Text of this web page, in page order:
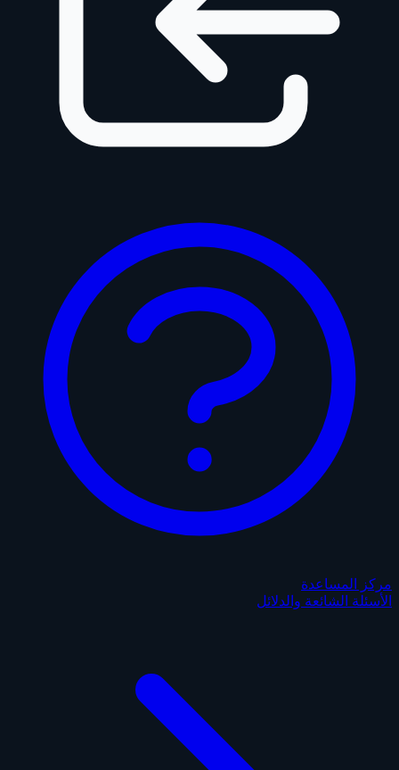
مركز المساعدة
الأسئلة الشائعة والدلائل